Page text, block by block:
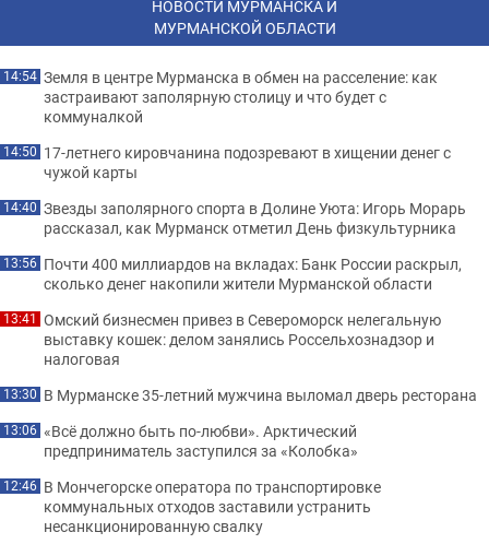
НОВОСТИ МУРМАНСКА И
МУРМАНСКОЙ ОБЛАСТИ
14:54 Земля в центре Мурманска в обмен на расселение: как
застраивают заполярную столицу и что будет с
коммуналкой
14:50 17-летнего кировчанина подозревают в хищении денег с
чужой карты
14:40 Звезды заполярного спорта в Долине Уюта: Игорь Морарь
рассказал, как Мурманск отметил День физкультурника
13:56 Почти 400 миллиардов на вкладах: Банк России раскрыл,
сколько денег накопили жители Мурманской области
13:41 Омский бизнесмен привез в Североморск нелегальную
выставку кошек: делом занялись Россельхознадзор и
налоговая
13:30 В Мурманске 35-летний мужчина выломал дверь ресторана
13:06 «Всё должно быть по-любви». Арктический
предприниматель заступился за «Колобка»
12:46 В Мончегорске оператора по транспортировке
коммунальных отходов заставили устранить
несанкционированную свалку